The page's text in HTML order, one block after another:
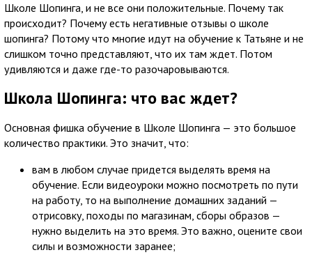
Школе Шопинга, и не все они положительные. Почему так
происходит? Почему есть негативные отзывы о школе
шопинга? Потому что многие идут на обучение к Татьяне и не
слишком точно представляют, что их там ждет. Потом
удивляются и даже где-то разочаровываются.
Школа Шопинга: что вас ждет?
Основная фишка обучение в Школе Шопинга — это большое
количество практики. Это значит, что:
вам в любом случае придется выделять время на
обучение. Если видеоуроки можно посмотреть по пути
на работу, то на выполнение домашних заданий —
отрисовку, походы по магазинам, сборы образов —
нужно выделить на это время. Это важно, оцените свои
силы и возможности заранее;